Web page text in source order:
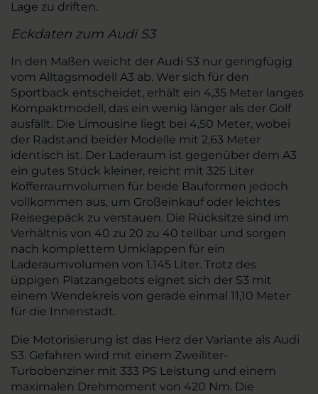
Lage zu driften.
Eckdaten zum Audi S3
In den Maßen weicht der Audi S3 nur geringfügig
vom Alltagsmodell A3 ab. Wer sich für den
Sportback entscheidet, erhält ein 4,35 Meter langes
Kompaktmodell, das ein wenig länger als der Golf
ausfällt. Die Limousine liegt bei 4,50 Meter, wobei
der Radstand beider Modelle mit 2,63 Meter
identisch ist. Der Laderaum ist gegenüber dem A3
ein gutes Stück kleiner, reicht mit 325 Liter
Kofferraumvolumen für beide Bauformen jedoch
vollkommen aus, um Großeinkauf oder leichtes
Reisegepäck zu verstauen. Die Rücksitze sind im
Verhältnis von 40 zu 20 zu 40 teilbar und sorgen
nach komplettem Umklappen für ein
Laderaumvolumen von 1.145 Liter. Trotz des
üppigen Platzangebots eignet sich der S3 mit
einem Wendekreis von gerade einmal 11,10 Meter
für die Innenstadt.
Die Motorisierung ist das Herz der Variante als Audi
S3. Gefahren wird mit einem Zweiliter-
Turbobenziner mit 333 PS Leistung und einem
maximalen Drehmoment von 420 Nm. Die